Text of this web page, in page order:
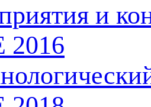
и
2016